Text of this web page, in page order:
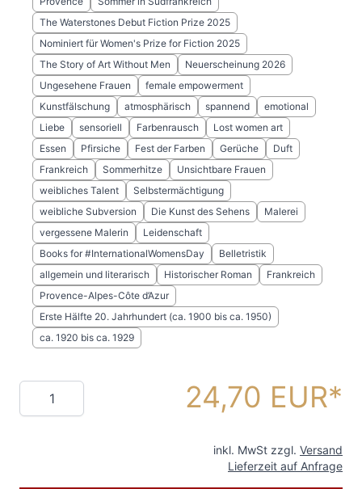
The Waterstones Debut Fiction Prize 2025
Nominiert für Women's Prize for Fiction 2025
The Story of Art Without Men
Neuerscheinung 2026
Ungesehene Frauen
female empowerment
Kunstfälschung
atmosphärisch spannend
emotional
Liebe
sensoriell Farbenrausch
Lost women art
Essen
Pfirsiche Fest der Farben Gerüche
Duft
Frankreich
Sommerhitze
Unsichtbare Frauen
weibliches Talent
Selbstermächtigung
weibliche Subversion
Die Kunst des Sehens
Malerei
vergessene Malerin
Leidenschaft
Books for #InternationalWomensDay
Belletristik
allgemein und literarisch
Historischer Roman
Frankreich
Provence-Alpes-Côte d’Azur
Erste Hälfte 20. Jahrhundert (ca. 1900 bis ca. 1950)
ca. 1920 bis ca. 1929
Menge 24,70 EUR
inkl. MwSt zzgl. Versand
Lieferzeit auf Anfrage